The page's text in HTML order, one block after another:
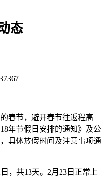
态
春节，避开春节往返程高
年节假日安排的通知》及公
具体放假时间及注意事项通
，共13天。2月23日正常上